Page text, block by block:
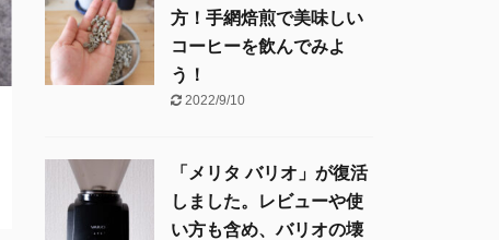
方！手網焙煎で美味しい
コーヒーを飲んでみよ
う！
2022/9/10
「メリタ バリオ」が復活
しました。レビューや使
い方も含め、バリオの壊